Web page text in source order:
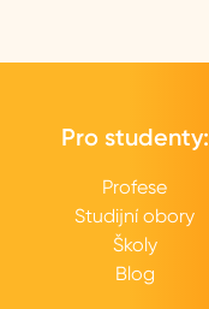
Pro studenty:
Profese
Studijní obory
Školy
Blog